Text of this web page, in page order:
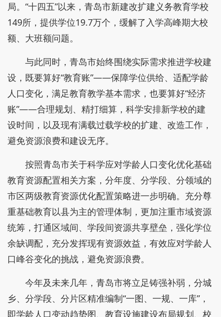
局。“十四五”以来，青岛市新建改扩建义务教育学校
149所，提供学位19.7万个，缓解了入学高峰期大校
额、大班额问题。
与此同时，青岛市始终围绕实际需求推进学校建
设，既要算好“教育账”——保障学位供给、适配学龄
人口变化，满足教育教学基本需求，也要算好“经济
账”——合理规划、精打细算，科学安排新学校的建
设时间，以及现有满载过载学校的扩建、改造工作，
避免资源浪费和建设无序。
按照青岛市关于科学应对学龄人口变化优化基础
教育资源配置相关方案，分年度、分学段、分领域的
市区两级教育资源优化配置策略进一步明确。充分尊
重基础教育以县为主的管理体制，更加注重市域资源
统筹，打通区域间、学段间资源共享壁垒，强化学位
余缺调配，充分发挥现有资源效益，有效应对学龄人
口峰谷变化的挑战，避免资源浪费。
今年及未来几年，青岛市将立足铸强补弱，分城
乡、分学段、分片区精准编制“一图、一规、一库”，
即学龄人口变动趋势图、教育设施建设布局规划、校